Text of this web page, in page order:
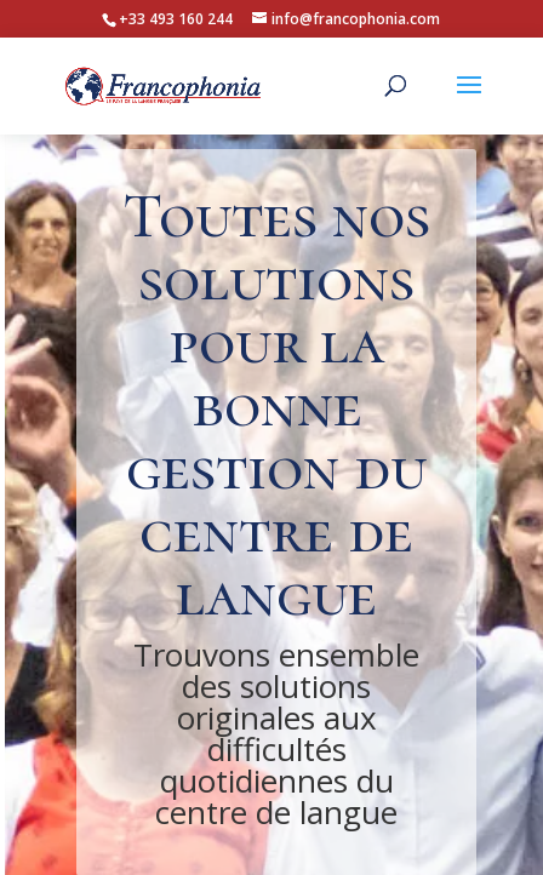
+33 493 160 244 info@francophonia.com
Toutes nos
solutions
pour la
bonne
gestion du
centre de
langue
Trouvons ensemble
des solutions
originales aux
difficultés
quotidiennes du
centre de langue